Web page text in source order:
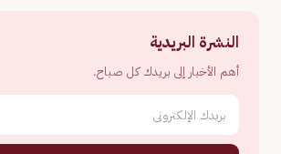
النشرة البريدية
أهم الأخبار إلى بريدك كل صباح.